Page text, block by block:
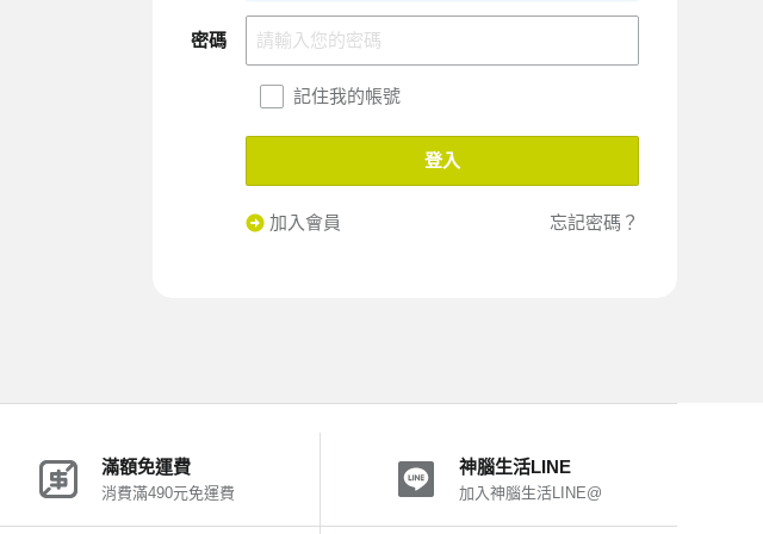
密碼
記住我的帳號
登入
加入會員 忘記密碼？
滿額免運費
消費滿490元免運費
神腦生活LINE
加入神腦生活LINE@